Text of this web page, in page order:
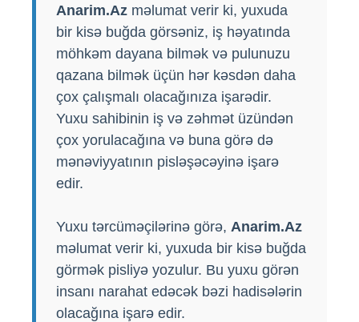
Anarim.Az məlumat verir ki, yuxuda
bir kisə buğda görsəniz, iş həyatında
möhkəm dayana bilmək və pulunuzu
qazana bilmək üçün hər kəsdən daha
çox çalışmalı olacağınıza işarədir.
Yuxu sahibinin iş və zəhmət üzündən
çox yorulacağına və buna görə də
mənəviyyatının pisləşəcəyinə işarə
edir.
Yuxu tərcüməçilərinə görə, Anarim.Az
məlumat verir ki, yuxuda bir kisə buğda
görmək pisliyə yozulur. Bu yuxu görən
insanı narahat edəcək bəzi hadisələrin
olacağına işarə edir.